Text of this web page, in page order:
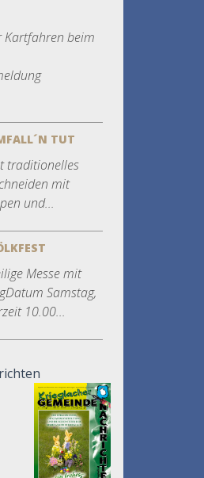
Kartfahren beim
TUT
traditionelles
mit
und...
Messe mit
Samstag,
10.00...